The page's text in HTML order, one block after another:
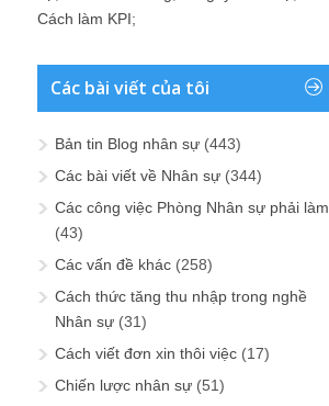
Cách làm KPI;
Các bài viết của tôi
Bản tin Blog nhân sự (443)
Các bài viết về Nhân sự (344)
Các công việc Phòng Nhân sự phải làm
(43)
Các vấn đề khác (258)
Cách thức tăng thu nhập trong nghề
Nhân sự (31)
Cách viết đơn xin thôi việc (17)
Chiến lược nhân sự (51)